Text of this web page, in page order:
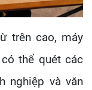
trên cao, máy
thể quét các
nghiệp và văn